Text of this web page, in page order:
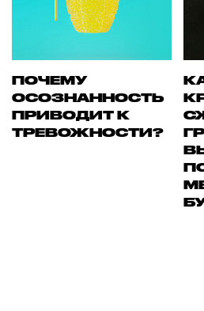
ПОЧЕМУ
ОСОЗНАННОСТЬ
ПРИВОДИТ К
ТРЕВОЖНОСТИ?